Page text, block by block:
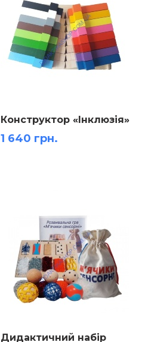
Конструктор «Інклюзія»
1 640 грн.
Дидактичний набір